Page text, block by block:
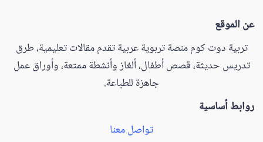
عن الموقع
تربية دوت كوم منصة تربوية عربية تقدم مقالات تعليمية، طرق
تدريس حديثة، قصص أطفال، ألغاز وأنشطة ممتعة، وأوراق عمل
جاهزة للطباعة.
روابط أساسية
تواصل معنا